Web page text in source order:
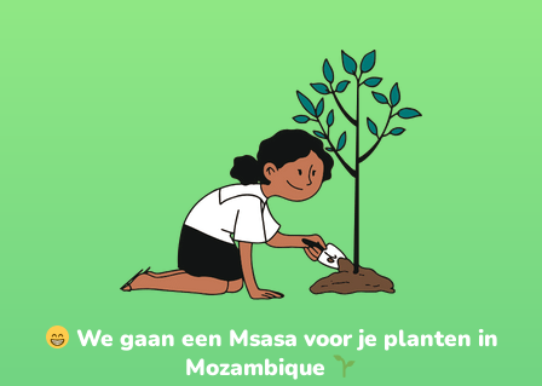
We gaan een Msasa voor je planten in
Mozambique